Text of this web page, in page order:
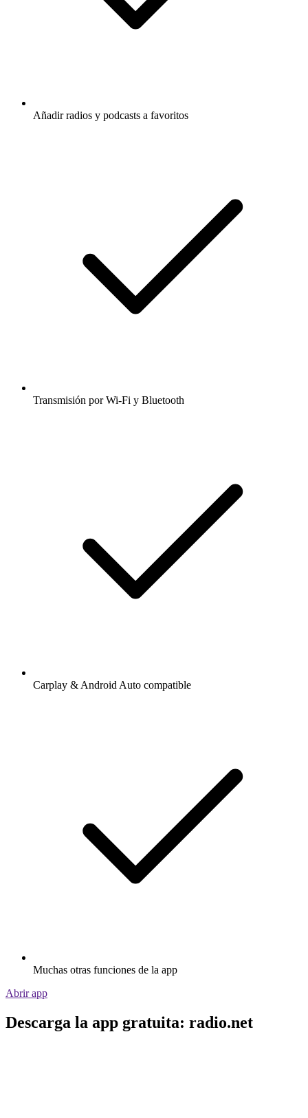
Añadir radios y podcasts a favoritos
Transmisión por Wi-Fi y Bluetooth
Carplay & Android Auto compatible
Muchas otras funciones de la app
Abrir app
Descarga la app gratuita: radio.net